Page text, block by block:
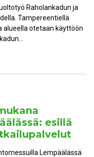
Raholankadun ja
Tampereentiellä
alueella otetaan käyttöön
esillä
Lempäälässä